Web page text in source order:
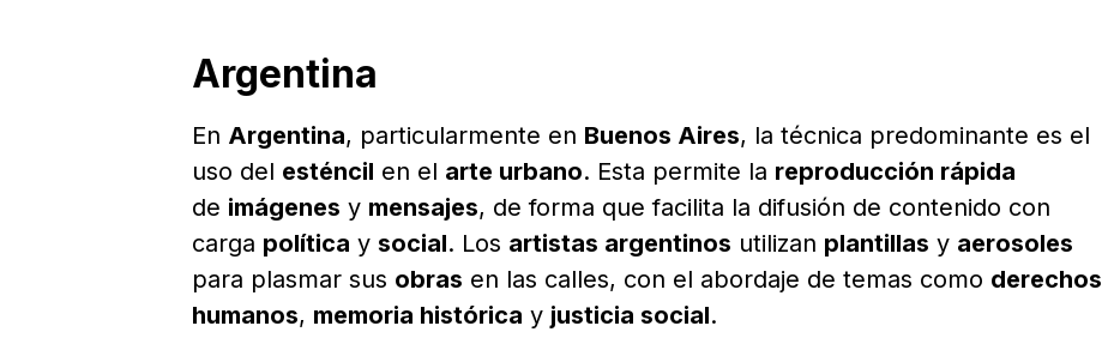
Argentina
En Argentina, particularmente en Buenos Aires, la técnica predominante es el
uso del esténcil en el arte urbano. Esta permite la reproducción rápida
de imágenes y mensajes, de forma que facilita la difusión de contenido con
carga política y social. Los artistas argentinos utilizan plantillas y aerosoles
para plasmar sus obras en las calles, con el abordaje de temas como derechos
humanos, memoria histórica y justicia social.